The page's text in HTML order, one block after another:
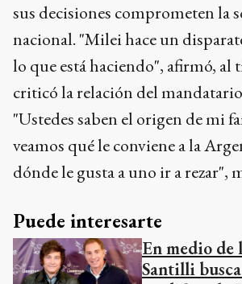
sus decisiones comprometen la
nacional. "Milei hace un
lo que está haciendo", afirmó, al
criticó la relación del
"Ustedes saben el origen de mi
veamos qué le conviene a la
dónde le gusta a uno ir a rezar",
Puede interesarte
En medio de
Santilli